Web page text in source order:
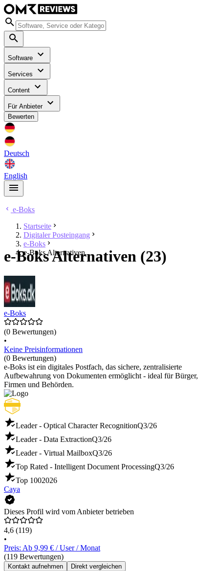
Software
Services
Content
Für Anbieter
Bewerten
Deutsch
English
e-Boks
Startseite
Digitaler Posteingang
e-Boks
e-Boks Alternativen
e-Boks Alternativen (23)
e-Boks
(0 Bewertungen)
•
Keine Preisinformationen
(0 Bewertungen)
e-Boks ist ein digitales Postfach, das sichere, zentralisierte
Aufbewahrung von Dokumenten ermöglicht - ideal für Bürger,
Firmen und Behörden.
Leader - Optical Character RecognitionQ3/26
Leader - Data ExtractionQ3/26
Leader - Virtual MailboxQ3/26
Top Rated - Intelligent Document ProcessingQ3/26
Top 1002026
Caya
Dieses Profil wird vom Anbieter betrieben
4,6 (119)
•
Preis: Ab 9,99 € / User / Monat
(119 Bewertungen)
Kontakt aufnehmen Direkt vergleichen